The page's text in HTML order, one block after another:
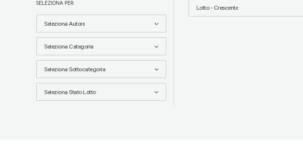
SELEZIONA PER:
Seleziona Autore
Seleziona Categoria
Seleziona Sottocategoria
Seleziona Stato Lotto
Lotto - Crescente